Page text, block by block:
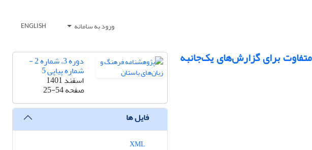
ورود به سامانه ENGLISH
برای گزارش‌های یک‌جانبه دوره 3، شماره 2 -
شماره پیاپی 5
اسفند 1401
صفحه25-54
فایل ها